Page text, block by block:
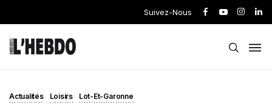
Suivez-Nous
Actualités Loisirs Lot-Et-Garonne